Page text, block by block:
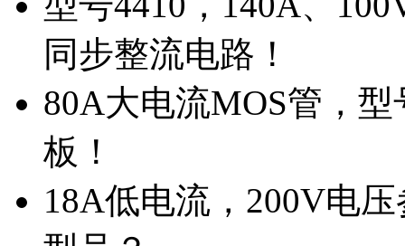
同步整流电路！
80A大电流MOS管，
板！
18A低电流，200V电